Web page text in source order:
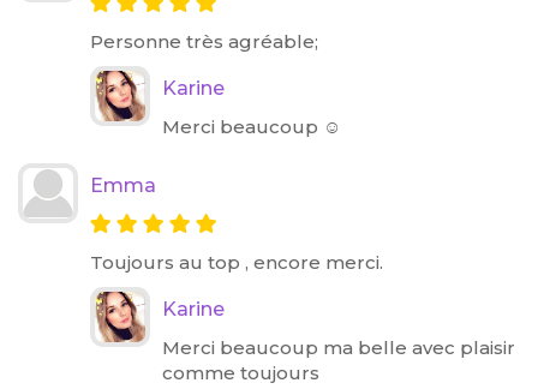
Personne très agréable;
Karine
Merci beaucoup ☺️
Emma
Toujours au top , encore merci.
Karine
Merci beaucoup ma belle avec plaisir
comme toujours